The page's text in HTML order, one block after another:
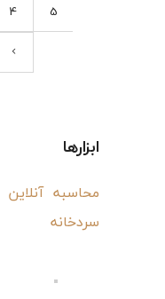
4 5
ابزارها
محاسبه
سردخانه